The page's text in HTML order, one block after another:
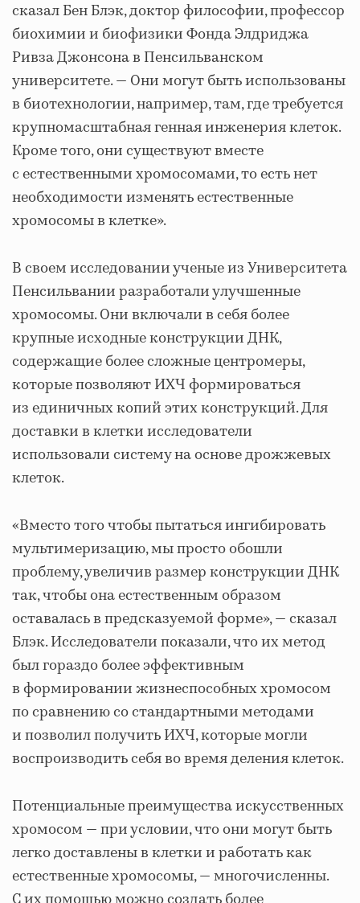
сказал Бен Блэк, доктор философии, профессор
биохимии и биофизики Фонда Элдриджа
Ривза Джонсона в Пенсильванском
университете. — Они могут быть использованы
в биотехнологии, например, там, где требуется
крупномасштабная генная инженерия клеток.
Кроме того, они существуют вместе
с естественными хромосомами, то есть нет
необходимости изменять естественные
хромосомы в клетке».
В своем исследовании ученые из Университета
Пенсильвании разработали улучшенные
хромосомы. Они включали в себя более
крупные исходные конструкции ДНК,
содержащие более сложные центромеры,
которые позволяют ИХЧ формироваться
из единичных копий этих конструкций. Для
доставки в клетки исследователи
использовали систему на основе дрожжевых
клеток.
«Вместо того чтобы пытаться ингибировать
мультимеризацию, мы просто обошли
проблему, увеличив размер конструкции ДНК
так, чтобы она естественным образом
оставалась в предсказуемой форме», — сказал
Блэк. Исследователи показали, что их метод
был гораздо более эффективным
в формировании жизнеспособных хромосом
по сравнению со стандартными методами
и позволил получить ИХЧ, которые могли
воспроизводить себя во время деления клеток.
Потенциальные преимущества искусственных
хромосом — при условии, что они могут быть
легко доставлены в клетки и работать как
естественные хромосомы, — многочисленны.